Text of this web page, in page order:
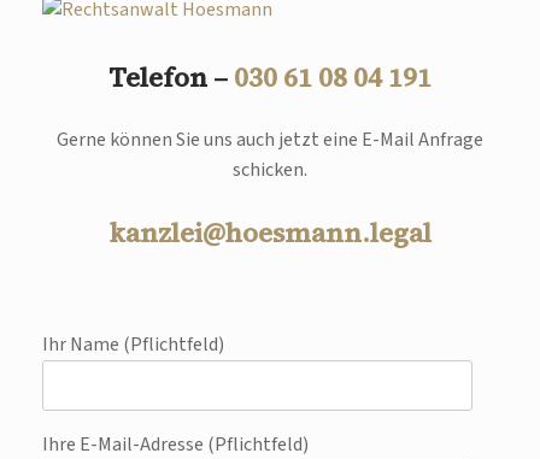
Telefon – 030 61 08 04 191
Gerne können Sie uns auch jetzt eine E-Mail Anfrage
schicken.
kanzlei@hoesmann.legal
Ihr Name (Pflichtfeld)
Ihre E-Mail-Adresse (Pflichtfeld)